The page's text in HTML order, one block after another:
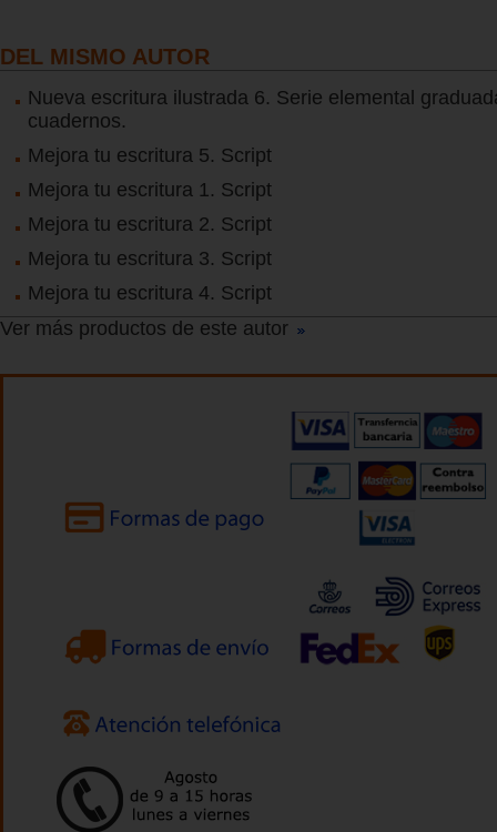
DEL MISMO AUTOR
Nueva escritura ilustrada 6. Serie elemental
cuadernos.
Mejora tu escritura 5. Script
Mejora tu escritura 1. Script
Mejora tu escritura 2. Script
Mejora tu escritura 3. Script
Mejora tu escritura 4. Script
Ver más productos de este autor